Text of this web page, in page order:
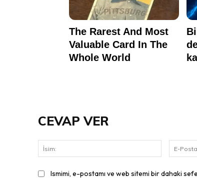
CEVAP VER
Ismimi, e-postamı ve web sitemi bir dahaki